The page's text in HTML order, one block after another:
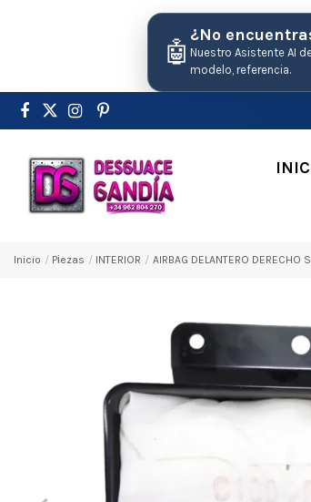
🤖
¿No
Nuestro Asistente AI
modelo, referencia.
Inicio Pіezas INTERIOR AIRBAG DELANTERO